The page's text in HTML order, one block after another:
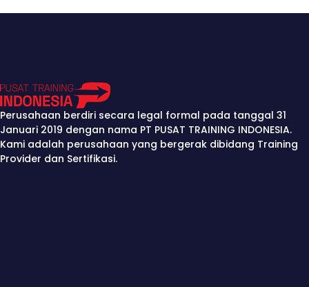
Perusahaan berdiri secara legal formal pada tanggal 31
Januari 2019 dengan nama PT PUSAT TRAINING INDONESIA.
Kami adalah perusahaan yang bergerak dibidang Training
Provider dan Sertifikasi.